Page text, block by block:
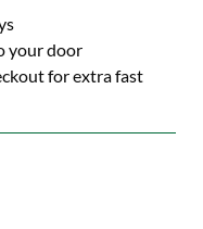
your door
for extra fast